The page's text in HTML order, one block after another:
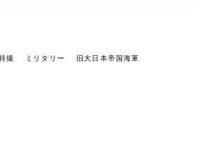
撮 ミリタリー 旧大日本帝国海軍